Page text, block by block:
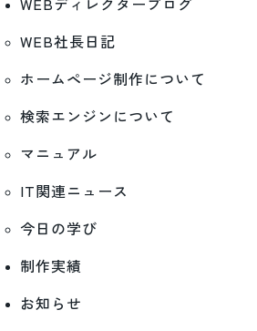
WEBディレクターブログ
WEB社長日記
ホームページ制作について
検索エンジンについて
マニュアル
IT関連ニュース
今日の学び
制作実績
お知らせ